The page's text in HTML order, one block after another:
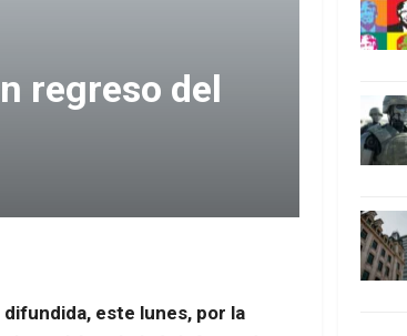
regreso del
este lunes, por la